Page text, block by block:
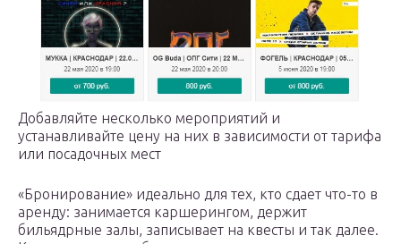
Добавляйте несколько мероприятий и
устанавливайте цену на них в зависимости от тарифа
или посадочных мест
«Бронирование» идеально для тех, кто сдает что-то в
аренду: занимается каршерингом, держит
бильядрные залы, записывает на квесты и так далее.